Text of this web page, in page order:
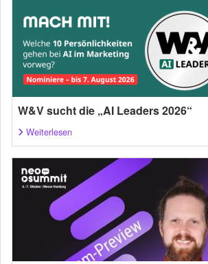
W&V sucht die „AI Leaders 2026“
Weiterlesen